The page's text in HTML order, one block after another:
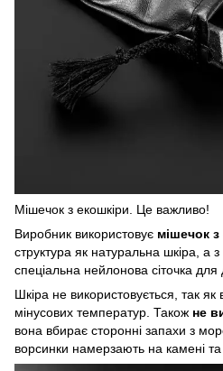
Мішечок з екошкіри. Це важливо!
Виробник використовує мішечок з
структура як натуральна шкіра, а
спеціальна нейлонова сіточка для
Шкіра не використовується, так як
мінусових температур. Також не
вона вбирає сторонні запахи з
ворсинки намерзають на камені та